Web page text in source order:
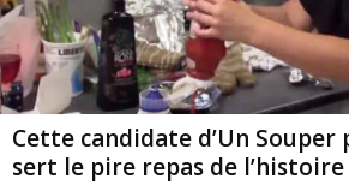
Cette candidate d’Un
sert le pire repas de l’histoire